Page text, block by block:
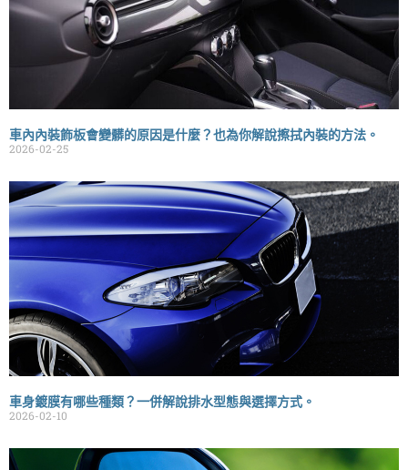
車內內裝飾板會變髒的原因是什麼？也為你解說擦拭內裝的方法。
2026-02-25
車身鍍膜有哪些種類？一併解說排水型態與選擇方式。
2026-02-10